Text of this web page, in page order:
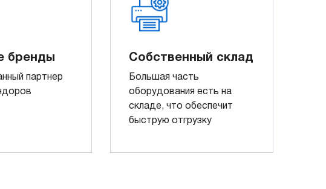
бренды
партнер
Собственный склад
Большая часть
оборудования есть на
складе, что обеспечит
быструю отгрузку